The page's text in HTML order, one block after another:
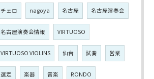
チェロ nagoya 名古屋 名古屋演奏会
名古屋演奏会情報 VIRTUOSO
VIRTUOSO VIOLINS 仙台 試奏 営業
選定 楽器 音楽 RONDO